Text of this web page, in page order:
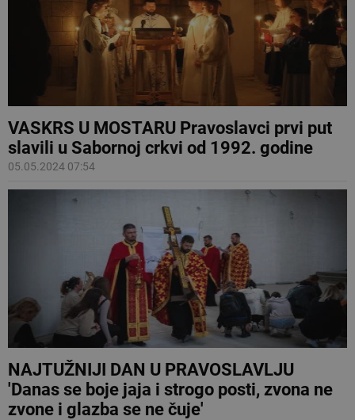
VASKRS U MOSTARU Pravoslavci prvi put
slavili u Sabornoj crkvi od 1992. godine
05.05.2024 07:54
NAJTUŽNIJI DAN U PRAVOSLAVLJU
'Danas se boje jaja i strogo posti, zvona ne
zvone i glazba se ne čuje'